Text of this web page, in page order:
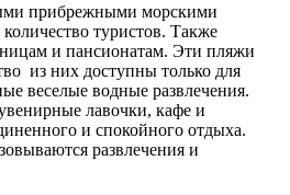
прибрежными морскими
туристов. Также
и пансионатам. Эти пляжи
из них доступны только для
веселые водные развлечения.
лавочки, кафе и
и спокойного отдыха.
развлечения и